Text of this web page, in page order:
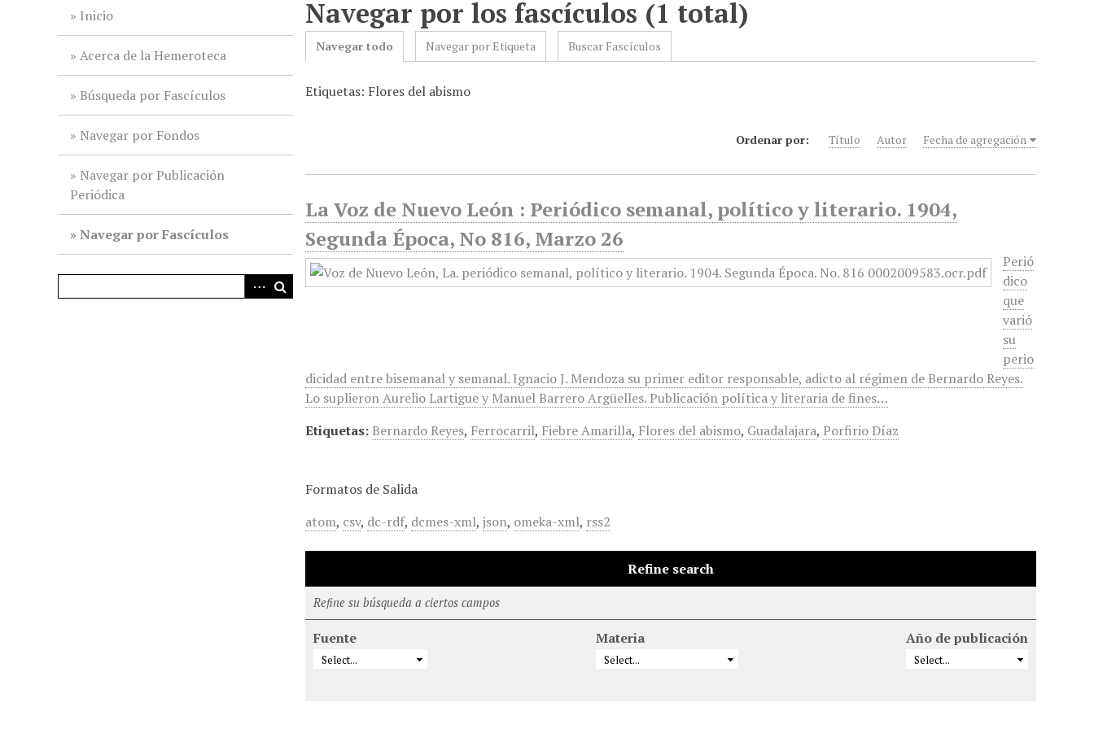
Inicio
Acerca de la Hemeroteca
Búsqueda por Fascículos
Navegar por Fondos
Navegar por Publicación
Periódica
Navegar por Fascículos
Navegar por los fascículos (1 total)
Navegar todo Navegar por Etiqueta Buscar Fascículos
Etiquetas: Flores del abismo
Ordenar por: Título Autor Fecha de agregación
La Voz de Nuevo León : Periódico semanal, político y literario. 1904,
Segunda Época, No 816, Marzo 26
Perió
dico
que
varió
su
perio
dicidad entre bisemanal y semanal. Ignacio J. Mendoza su primer editor responsable, adicto al régimen de Bernardo Reyes.
Lo suplieron Aurelio Lartigue y Manuel Barrero Argüelles. Publicación política y literaria de fines…
Etiquetas: Bernardo Reyes, Ferrocarril, Fiebre Amarilla, Flores del abismo, Guadalajara, Porfirio Díaz
Formatos de Salida
atom, csv, dc-rdf, dcmes-xml,json, omeka-xml, rss2
Refine search
Refine su búsqueda a ciertos campos
Fuente Materia Año de publicación